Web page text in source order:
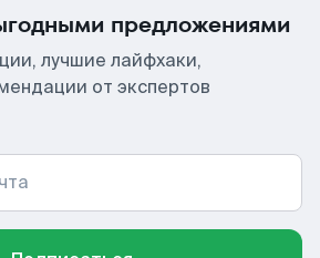
предложениями
лучшие лайфхаки,
от экспертов